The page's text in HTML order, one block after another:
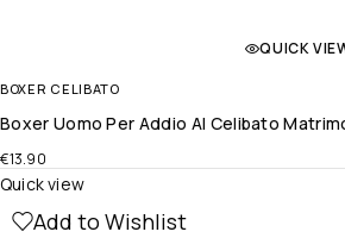
QUICK
BOXER CELIBATO
Boxer Uomo Per Addio Al Celibato
€13.90
Add to Wishlist
Quick view